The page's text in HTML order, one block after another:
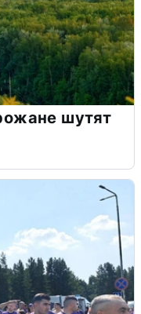
шутят